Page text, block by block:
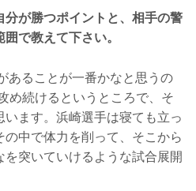
分が勝つポイントと、相手の警
で教えて下さい。
あることが一番かなと思うの
め続けるというところで、そ
います。浜崎選手は寝ても立っ
中で体力を削って、そこから
突いていけるような試合展開